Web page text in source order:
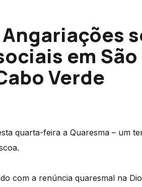
em São
Verde
quarta-feira a Quaresma – um
com a renúncia quaresmal na